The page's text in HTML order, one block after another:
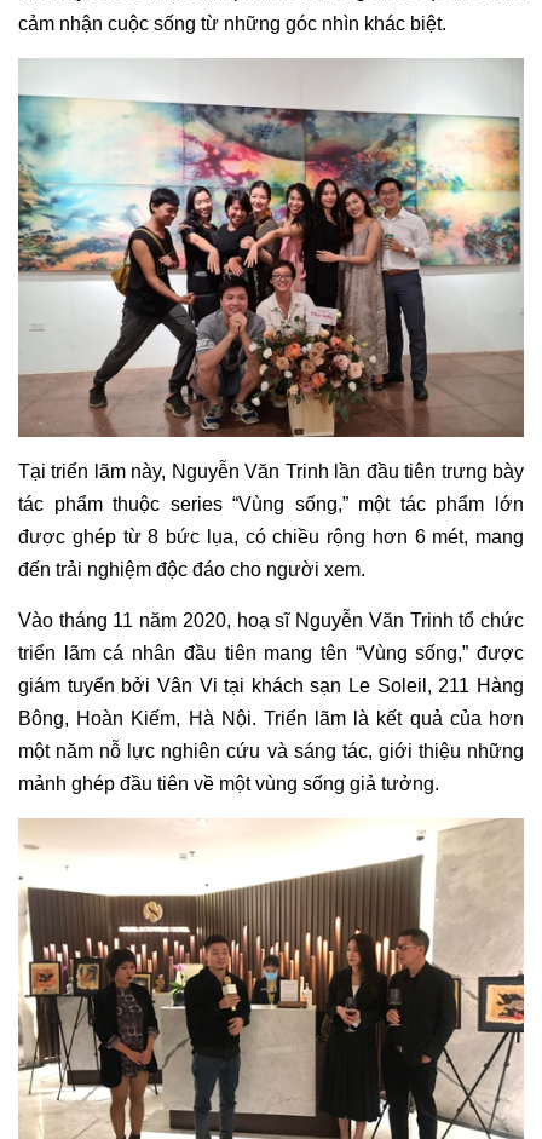
cảm nhận cuộc sống từ những góc nhìn khác biệt.
Tại triển lãm này, Nguyễn Văn Trinh lần đầu tiên trưng bày
tác phẩm thuộc series “Vùng sống,” một tác phẩm lớn
được ghép từ 8 bức lụa, có chiều rộng hơn 6 mét, mang
đến trải nghiệm độc đáo cho người xem.
Vào tháng 11 năm 2020, hoạ sĩ Nguyễn Văn Trinh tổ chức
triển lãm cá nhân đầu tiên mang tên “Vùng sống,” được
giám tuyển bởi Vân Vi tại khách sạn Le Soleil, 211 Hàng
Bông, Hoàn Kiếm, Hà Nội. Triển lãm là kết quả của hơn
một năm nỗ lực nghiên cứu và sáng tác, giới thiệu những
mảnh ghép đầu tiên về một vùng sống giả tưởng.